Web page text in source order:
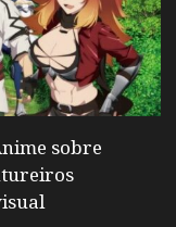
sobre